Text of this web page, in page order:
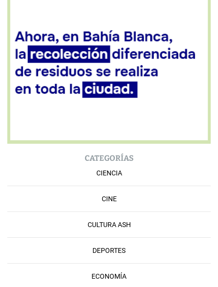
CATEGORÍAS
CIENCIA
CINE
CULTURA ASH
DEPORTES
ECONOMÍA